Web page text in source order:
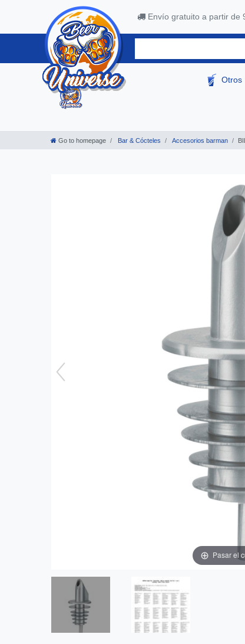
Envío gratuito a partir de
Otros
Go to homepage Bar & Cócteles Accesorios barman
Pasar el